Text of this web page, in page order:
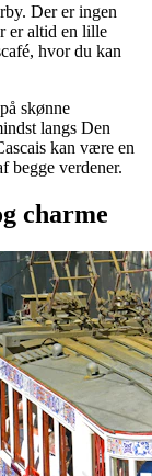
Der er ingen
er altid en lille
hvor du kan
skønne
langs Den
kan være en
begge verdener.
charme